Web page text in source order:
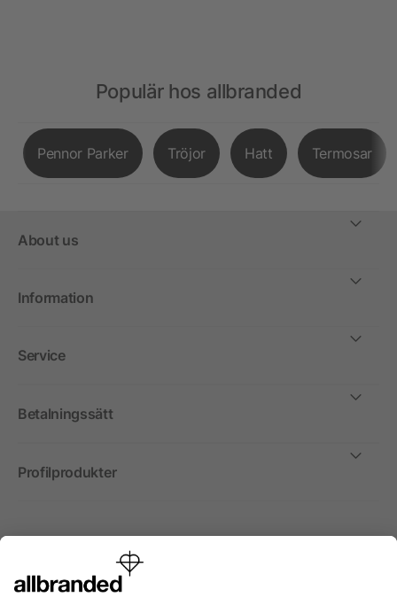
Populär hos allbranded
Pennor Parker Tröjor Hatt Termosar
About us
Information
Service
Betalningssätt
Profilprodukter
Internationellt